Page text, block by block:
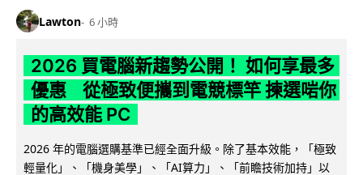
Lawton 6 小時
2026 買電腦新趨勢公開！ 如何享最多
優惠 從極致便攜到電競標竿 揀選啱你
的高效能 PC
2026 年的電腦選購基準已經全面升級。除了基本效能，「極致
輕量化」、「機身美學」、「AI算力」、「前瞻技術加持」以